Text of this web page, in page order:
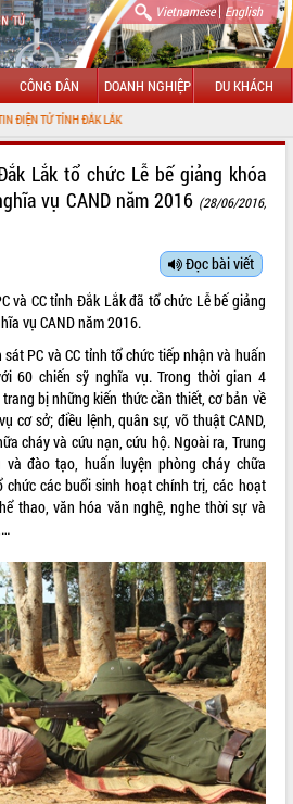
Vietnamese| English
CÔNG DÂN DOANH NGHIỆP DU KHÁCH
LẮK
Lắk tổ chức Lễ bế giảng khóa
vụ CAND năm 2016 (28/06/2016,
Đọc bài viết
và CC tỉnh Đắk Lắk đã tổ chức Lễ bế giảng
vụ CAND năm 2016.
PC và CC tỉnh tổ chức tiếp nhận và huấn
60 chiến sỹ nghĩa vụ. Trong thời gian 4
bị những kiến thức cần thiết, cơ bản về
cơ sở; điều lệnh, quân sự, võ thuật CAND,
cháy và cứu nạn, cứu hộ. Ngoài ra, Trung
đào tạo, huấn luyện phòng cháy chữa
chức các buổi sinh hoạt chính trị, các hoạt
thao, văn hóa văn nghệ, nghe thời sự và